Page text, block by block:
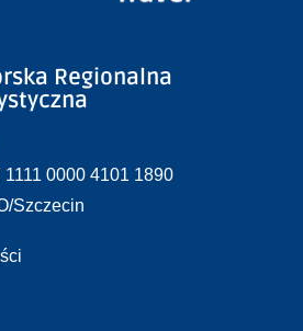
Regionalna
0000 4101 1890
Szczecin